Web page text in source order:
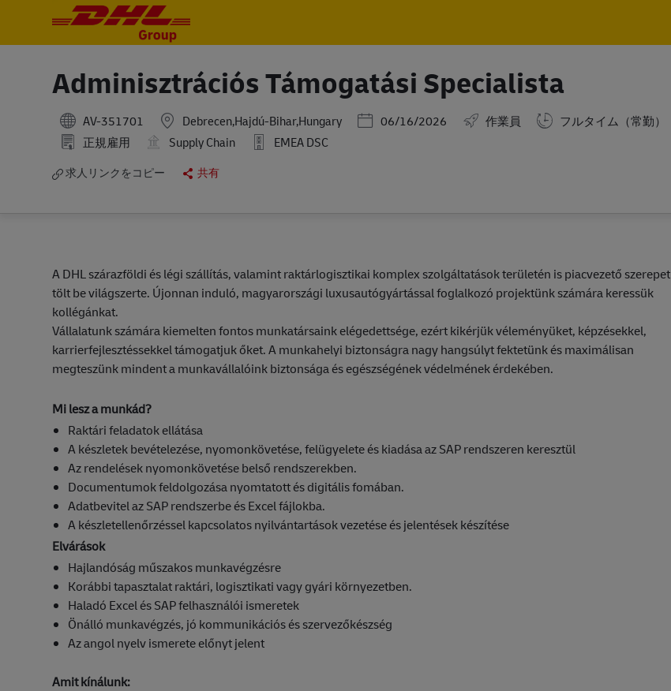
Adminisztrációs Támogatási Specialista
AV-351701 Debrecen,Hajdú-Bihar,Hungary Posted Date
06/16/2026 作業員
フルタイム（常勤）
正規雇用
Supply Chain EMEA DSC
求人リンクをコピー 共有
A DHL szárazföldi és légi szállítás, valamint raktárlogisztikai komplex szolgáltatások területén is piacvezető szerepet
tölt be világszerte. Újonnan induló, magyarországi luxusautógyártással foglalkozó projektünk számára keressük
kollégánkat.
Vállalatunk számára kiemelten fontos munkatársaink elégedettsége, ezért kikérjük véleményüket, képzésekkel,
karrierfejlesztéssekkel támogatjuk őket. A munkahelyi biztonságra nagy hangsúlyt fektetünk és maximálisan
megteszünk mindent a munkavállalóink biztonsága és egészségének védelmének érdekében.
Mi lesz a munkád?
Raktári feladatok ellátása
A készletek bevételezése, nyomonkövetése, felügyelete és kiadása az SAP rendszeren keresztül
Az rendelések nyomonkövetése belső rendszerekben.
Documentumok feldolgozása nyomtatott és digitális fomában.
Adatbevitel az SAP rendszerbe és Excel fájlokba.
A készletellenőrzéssel kapcsolatos nyilvántartások vezetése és jelentések készítése
Elvárások
Hajlandóság műszakos munkavégzésre
Korábbi tapasztalat raktári, logisztikati vagy gyári környezetben.
Haladó Excel és SAP felhasználói ismeretek
Önálló munkavégzés, jó kommunikációs és szervezőkészség
Az angol nyelv ismerete előnyt jelent
Amit kínálunk: